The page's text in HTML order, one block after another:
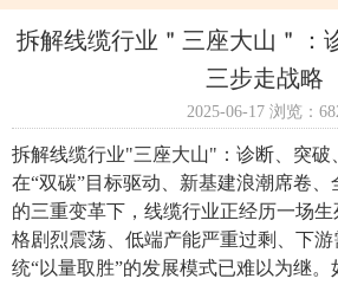
拆解线缆行业＂三座大山＂：
三步走战略
2025-06-17 浏览：
拆解线缆行业"三座大山"：诊断、突破
在“双碳”目标驱动、新基建浪潮席卷
的三重变革下，线缆行业正经历一场
格剧烈震荡、低端产能严重过剩、下
统“以量取胜”的发展模式已难以为继。